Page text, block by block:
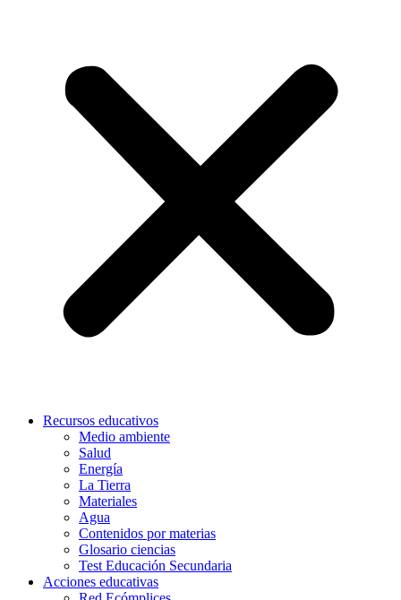
Recursos educativos
Medio ambiente
Salud
Energía
La Tierra
Materiales
Agua
Contenidos por materias
Glosario ciencias
Test Educación Secundaria
Acciones educativas